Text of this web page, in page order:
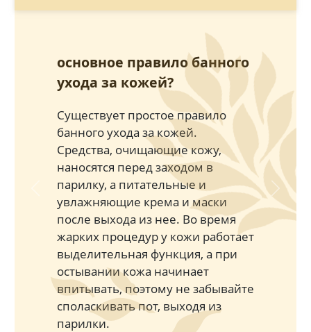
основное правило банного
ухода за кожей?
Существует простое правило
банного ухода за кожей.
Средства, очищающие кожу,
наносятся перед заходом в
парилку, а питательные и
увлажняющие крема и маски
после выхода из нее. Во время
жарких процедур у кожи работает
выделительная функция, а при
остывании кожа начинает
впитывать, поэтому не забывайте
споласкивать пот, выходя из
парилки.
Previous Next